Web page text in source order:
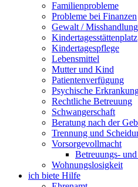
Familienprobleme
Probleme bei Finanzen
Gewalt / Misshandlung
Kindertagesstättenplatz
Kindertagespflege
Lebensmittel
Mutter und Kind
Patientenverfügung
Psychische
Rechtliche Betreuung
Schwangerschaft
Beratung nach der
Trennung und
Vorsorgevollmacht
Betreuungs-
Wohnungslosigkeit
ich biete Hilfe